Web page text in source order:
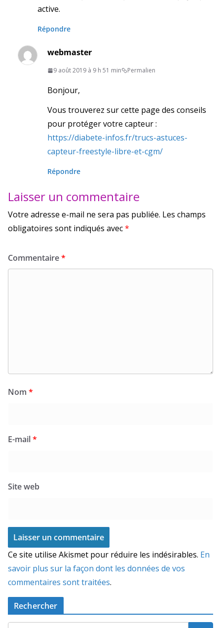
active.
Répondre
webmaster
9 août 2019 à 9 h 51 min Permalien
Bonjour,
Vous trouverez sur cette page des conseils
pour protéger votre capteur :
https://diabete-infos.fr/trucs-astuces-
capteur-freestyle-libre-et-cgm/
Répondre
Laisser un commentaire
Votre adresse e-mail ne sera pas publiée. Les champs
obligatoires sont indiqués avec*
Commentaire*
Nom *
E-mail*
Site web
Ce site utilise Akismet pour réduire les indésirables. En
savoir plus sur la façon dont les données de vos
commentaires sont traitées.
Rechercher